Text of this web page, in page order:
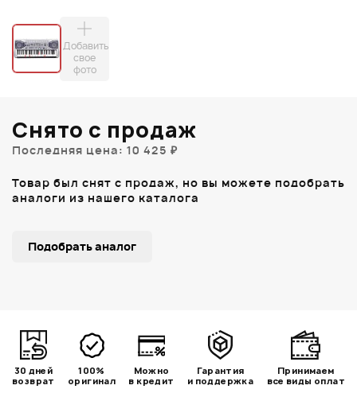
Добавить
свое
фото
Снято с продаж
Последняя цена: 10 425 ₽
Товар был снят с продаж, но вы можете подобрать
аналоги из нашего каталога
Подобрать аналог
30 дней
возврат
100%
оригинал
Можно
в кредит
Гарантия
и поддержка
Принимаем
все виды оплат